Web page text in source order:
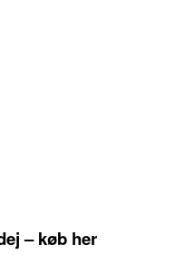
– køb her